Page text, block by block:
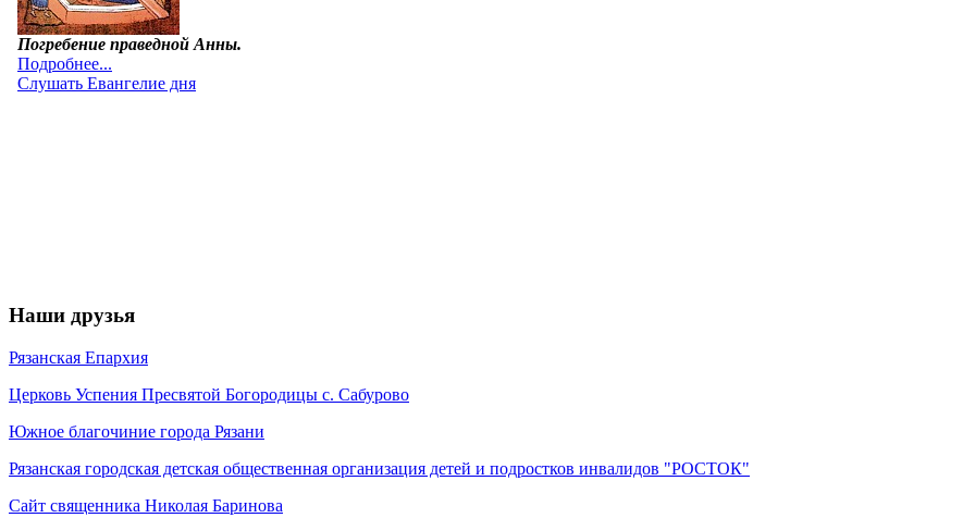
Наши друзья
Рязанская Епархия
Церковь Успения Пресвятой Богородицы с. Сабурово
Южное благочиние города Рязани
Рязанская городская детская общественная организация детей и подростков инвалидов "РОСТОК"
Сайт священника Николая Баринова